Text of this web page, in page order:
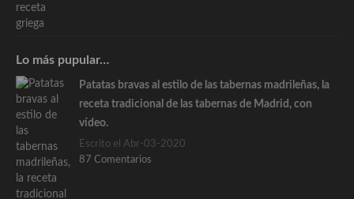
Lo más pupular…
Patatas bravas al estilo de las tabernas madrileñas, la
receta tradicional de las tabernas de Madrid, con
vídeo.
Escrito el Abr-03-2020
87 Comentarios